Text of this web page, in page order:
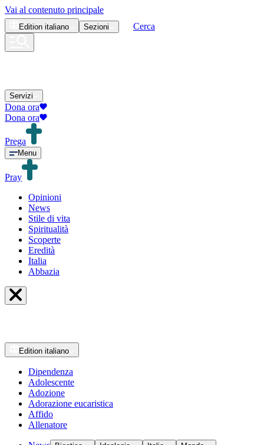
Vai al contenuto principale
Edition italiano Sezioni Cerca
Servizi
Dona ora
Dona ora
Prega
Menu
Pray
Opinioni
News
Stile di vita
Spiritualità
Scoperte
Eredità
Italia
Abbazia
Edition italiano
Dipendenza
Adolescente
Adozione
Adorazione eucaristica
Affido
Allenatore